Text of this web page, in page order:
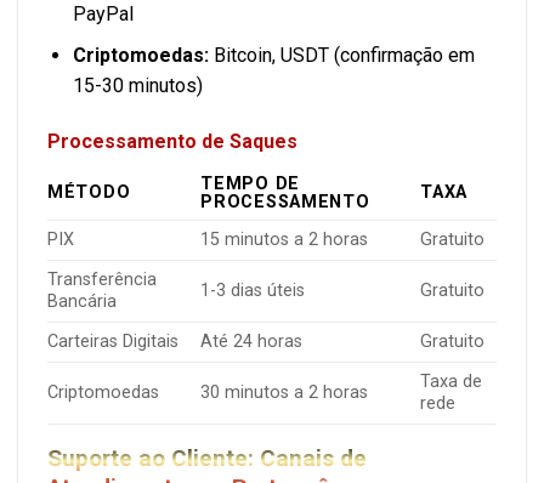
PayPal
Criptomoedas:Bitcoin, USDT (confirmação em
15-30 minutos)
Processamento de Saques
MÉTODO
TEMPO DE
PROCESSAMENTO
TAXA
PIX 15 minutos a 2 horas
Gratuito
Transferência
Bancária
1-3 dias úteis Gratuito
Carteiras Digitais Até 24 horas Gratuito
Criptomoedas 30 minutos a 2 horas
Taxa de
rede
Suporte ao Cliente: Canais de